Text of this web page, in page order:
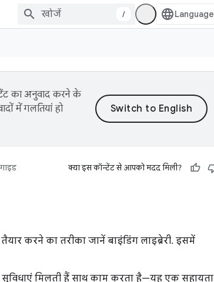
/
का अनुवाद करने के
में गलतियां हो
गाइड क्या इस कॉन्टेंट से आपको मदद मिली?
करने का तरीका जानें बाइंडिंग लाइब्रेरी. इसमें
मिलती हैं साथ काम करता है—यह एक सहायता